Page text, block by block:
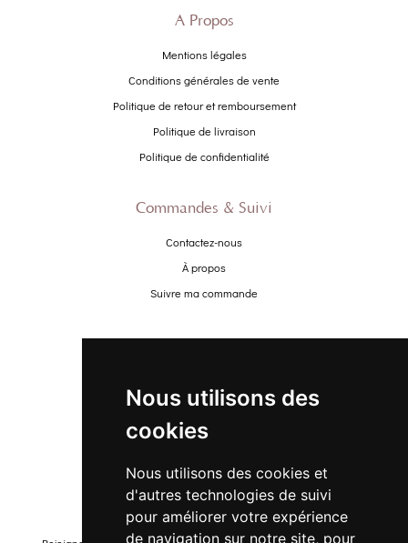
Nous utilisons des
cookies
Nous utilisons des cookies et
d'autres technologies de suivi
pour améliorer votre expérience
de navigation sur notre site, pour
À Propos
Mentions légales
Conditions générales de vente
Politique de retour et remboursement
Politique de livraison
Politique de confidentialité
Commandes & Suivi
Contactez-nous
À propos
Suivre ma commande
Promo Femme
Promo Homme
Newsletter